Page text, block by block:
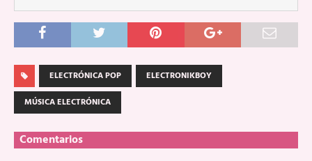
ELECTRÓNICA POP
ELECTRONIKBOY
MÚSICA ELECTRÓNICA
Comentarios